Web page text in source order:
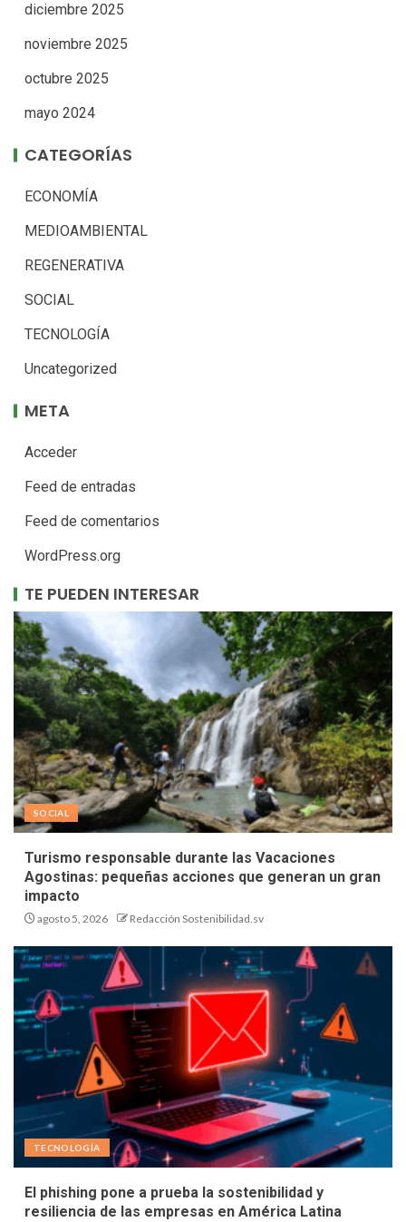
diciembre 2025
noviembre 2025
octubre 2025
mayo 2024
CATEGORÍAS
ECONOMÍA
MEDIOAMBIENTAL
REGENERATIVA
SOCIAL
TECNOLOGÍA
Uncategorized
META
Acceder
Feed de entradas
Feed de comentarios
WordPress.org
TE PUEDEN INTERESAR
SOCIAL
Turismo responsable durante las Vacaciones
Agostinas: pequeñas acciones que generan un gran
impacto
agosto 5, 2026 Redacción Sostenibilidad.sv
TECNOLOGÍA
El phishing pone a prueba la sostenibilidad y
resiliencia de las empresas en América Latina